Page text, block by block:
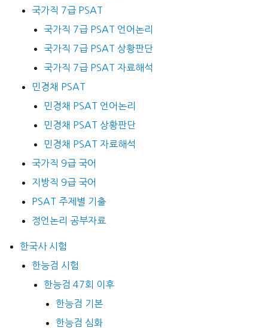
국가직 7급 PSAT
국가직 7급 PSAT 언어논리
국가직 7급 PSAT 상황판단
국가직 7급 PSAT 자료해석
민경채 PSAT
민경채 PSAT 언어논리
민경채 PSAT 상황판단
민경채 PSAT 자료해석
국가직 9급 국어
지방직 9급 국어
PSAT 주제별 기출
정언논리 공부자료
한국사 시험
한능검 시험
한능검 47회 이후
한능검 기본
한능검 심화